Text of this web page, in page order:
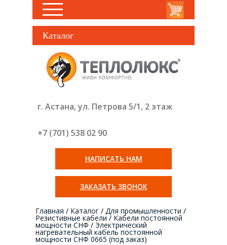
Каталог
г. Астана, ул. Петрова 5/1, 2 этаж
+7 (701) 538 02 90
НАПИСАТЬ НАМ
ЗАКАЗАТЬ ЗВОНОК
Главная / Каталог / Для промышленности /
Резистивные кабели / Кабели постоянной
мощности СНФ / Электрический
нагревательный кабель постоянной
мощности СНФ 0665 (под заказ)